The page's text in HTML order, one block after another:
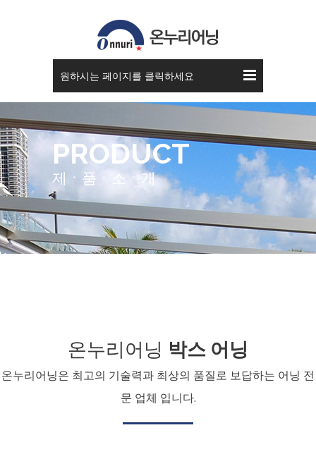
원하시는 페이지를 클릭하세요
PRODUCT
제ㆍ품ㆍ소ㆍ개
온누리어닝 박스 어닝
온누리어닝은 최고의 기술력과 최상의 품질로 보답하는 어닝 전
문 업체 입니다.